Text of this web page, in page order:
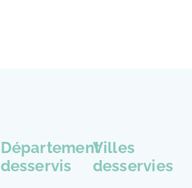
Département
desservis
Villes
desservies